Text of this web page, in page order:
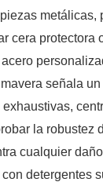
metálicas,
cera protectora
señala
la robustez
cualquier
detergentes